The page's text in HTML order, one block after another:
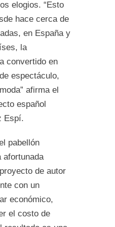
elogios. “Esto
hace cerca de
en España y
la
convertido en
espectáculo,
afirma el
español
Espí.
pabellón
afortunada
de autor
con un
económico,
el costo de